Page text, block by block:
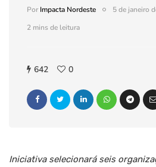
PorImpacta Nordeste
5 de janeiro
2 mins de leitura
642 0
Iniciativa selecionará seis